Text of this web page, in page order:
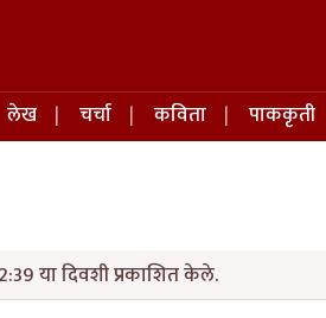
लेख चर्चा कविता पाककृती
या दिवशी प्रकाशित केले.